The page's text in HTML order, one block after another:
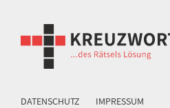
DATENSCHUTZ IMPRESSUM